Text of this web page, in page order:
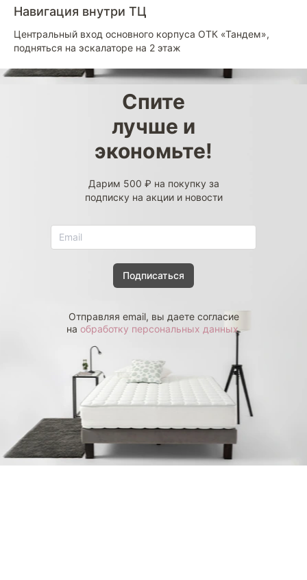
Навигация внутри ТЦ
Центральный вход основного корпуса ОТК «Тандем»,
подняться на эскалаторе на 2 этаж
Спите
лучше и
экономьте!
Дарим 500 ₽ на покупку за
подписку на акции и новости
Подписаться
Отправляя email, вы даете согласие
на обработку персональных данных.